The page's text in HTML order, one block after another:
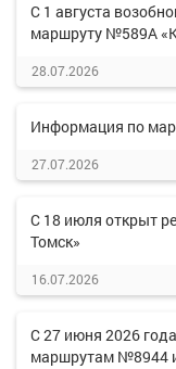
С 1 августа
маршруту №589А
28.07.2026
Информация по
27.07.2026
С 18 июля открыт
Томск»
16.07.2026
С 27 июня 2026
маршрутам №8944